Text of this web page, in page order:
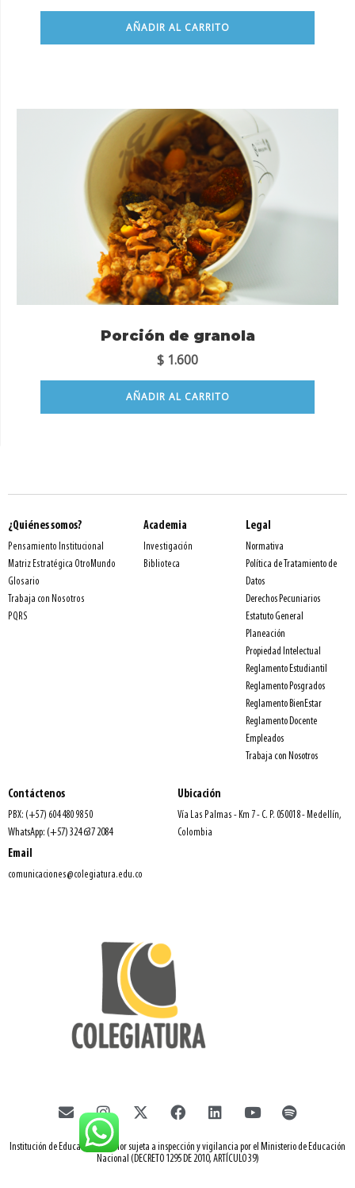
AÑADIR AL CARRITO
Porción de granola
$ 1.600
AÑADIR AL CARRITO
¿Quiénes somos?
Pensamiento Institucional
Matriz Estratégica OtroMundo
Glosario
Trabaja con Nosotros
PQRS
Academia
Investigación
Biblioteca
Legal
Normativa
Política de Tratamiento de
Datos
Derechos Pecuniarios
Estatuto General
Planeación
Propiedad Intelectual
Reglamento Estudiantil
Reglamento Posgrados
Reglamento BienEstar
Reglamento Docente
Empleados
Trabaja con Nosotros
Contáctenos
PBX: (+57) 604 480 98 50
WhatsApp: (+57) 324 637 2084
Email
comunicaciones@colegiatura.edu.co
Ubicación
Vía Las Palmas - Km 7 - C. P. 050018 - Medellín,
Colombia
Institución de Educación Superior sujeta a inspección y vigilancia por el Ministerio de Educación
Nacional (DECRETO 1295 DE 2010, ARTÍCULO 39)